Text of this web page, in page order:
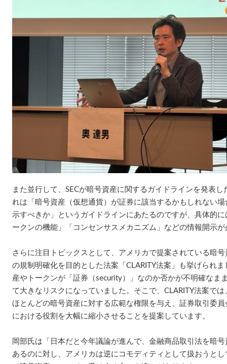
また並行して、SECが暗号資産に関するガイドラインを発表
れは「暗号資産（仮想通貨）が証券に該当するかもしれない
示すべきか」というガイドラインにあたるのですが、具体的
ークンの機能」「コンセンサスメカニズム」などの情報開示
さらに注目トピックスとして、アメリカで提案されている暗
の規制明確化を目的とした法案「CLARITY法案」も挙げられ
産やトークンが「証券（security）」なのか否かが不明確なま
て大きなリスクになっていました。そこで、CLARITY法案で
ほとんどの暗号資産に対する広範な権限を与え、証券取引委
における役割を大幅に縮小させることを提案しています。
岡部氏は「日本だと今年議論が進んで、金融商品取引法を暗
あるのに対し、アメリカは逆にコモディティとして扱おうと